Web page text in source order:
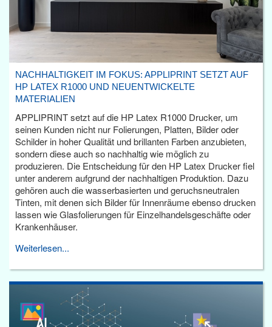
NACHHALTIGKEIT IM FOKUS: APPLIPRINT SETZT AUF
HP LATEX R1000 UND NEUENTWICKELTE
MATERIALIEN
APPLIPRINT setzt auf die HP Latex R1000 Drucker, um
seinen Kunden nicht nur Folierungen, Platten, Bilder oder
Schilder in hoher Qualität und brillanten Farben anzubieten,
sondern diese auch so nachhaltig wie möglich zu
produzieren. Die Entscheidung für den HP Latex Drucker fiel
unter anderem aufgrund der nachhaltigen Produktion. Dazu
gehören auch die wasserbasierten und geruchsneutralen
Tinten, mit denen sich Bilder für Innenräume ebenso drucken
lassen wie Glasfolierungen für Einzelhandelsgeschäfte oder
Krankenhäuser.
Weiterlesen...